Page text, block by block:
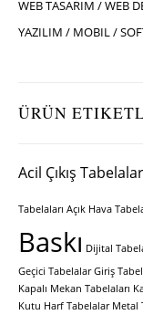
WEB TASARIM / WEB
YAZILIM / MOBIL /
ÜRÜN
Acil Çıkış
Tabelaları Açık Hava
Baskı Dijital
Geçici Tabelalar Giriş
Kapalı Mekan Tabelaları
Kutu Harf Tabelalar Metal